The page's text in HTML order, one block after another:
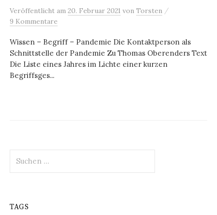
Veröffentlicht am 20. Februar 2021 von Torsten /
9 Kommentare
Wissen – Begriff – Pandemie Die Kontaktperson als
Schnittstelle der Pandemie Zu Thomas Oberenders Text
Die Liste eines Jahres im Lichte einer kurzen
Begriffsges...
nach:
TAGS